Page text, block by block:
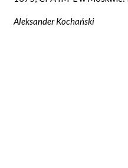
Aleksander Kochański